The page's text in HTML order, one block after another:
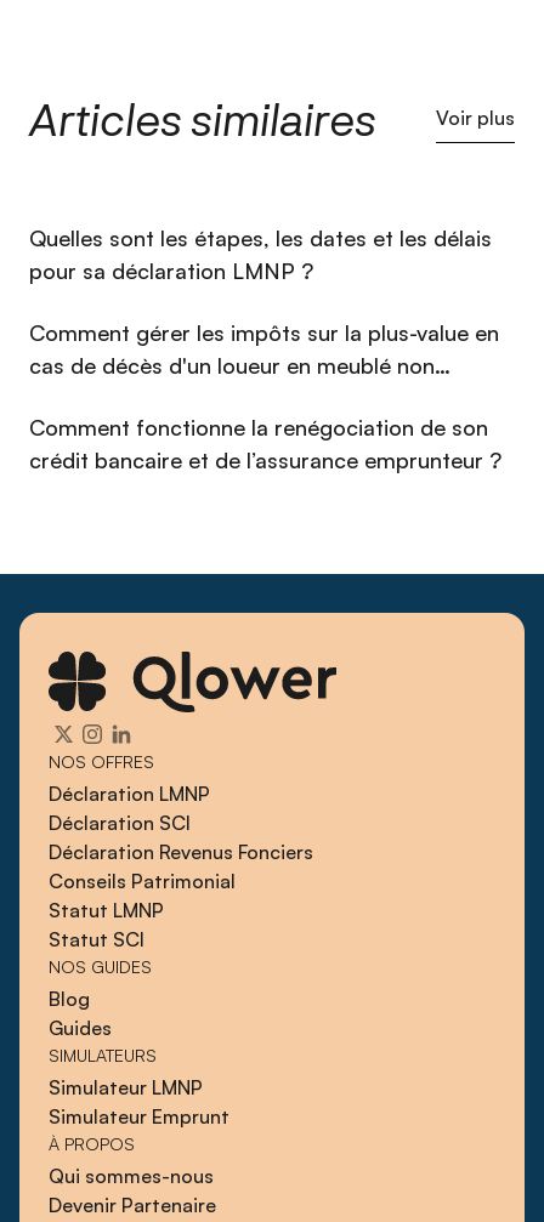
Articles similaires Voir plus
⁠Quelles sont les étapes, les dates et les délais
pour sa déclaration LMNP ?
Comment gérer les impôts sur la plus-value en
cas de décès d'un loueur en meublé non
Comment fonctionne la renégociation de son
crédit bancaire et de l’assurance emprunteur ?
NOS OFFRES
Déclaration LMNP
Déclaration SCI
Déclaration Revenus Fonciers
Conseils Patrimonial
Statut LMNP
Statut SCI
NOS GUIDES
Blog
Guides
SIMULATEURS
Simulateur LMNP
Simulateur Emprunt
À PROPOS
Qui sommes-nous
Devenir Partenaire